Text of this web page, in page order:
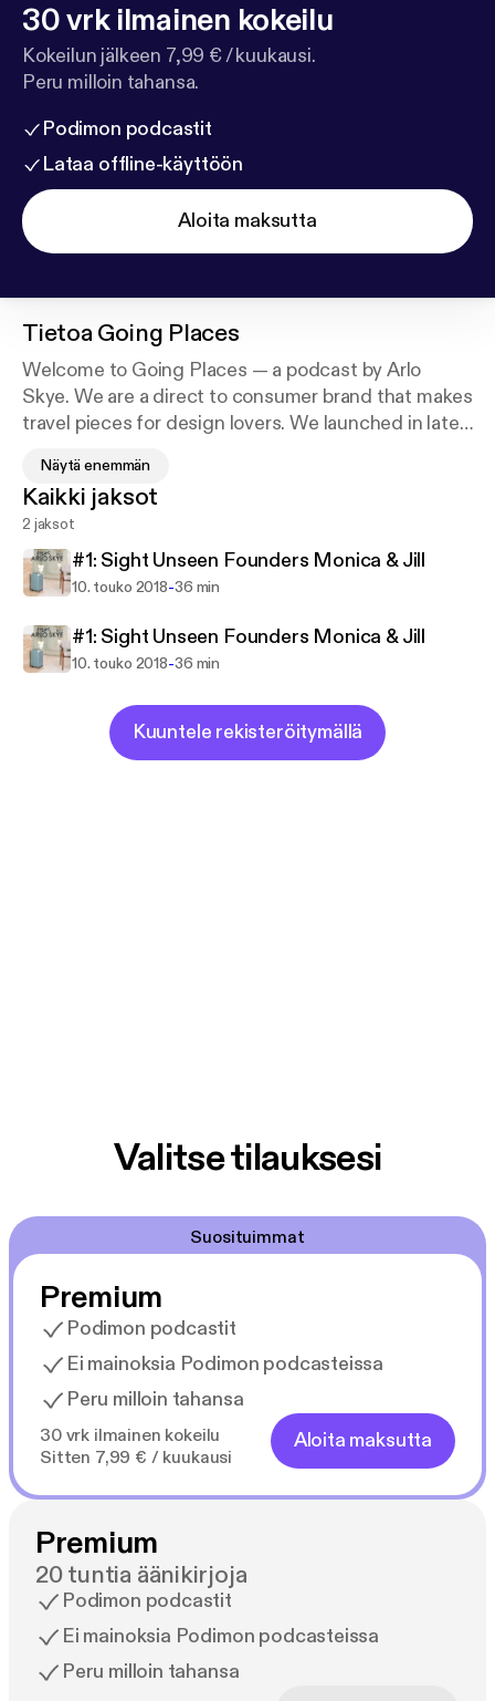
30 vrk ilmainen kokeilu
Kokeilun jälkeen 7,99 € / kuukausi.
Peru milloin tahansa.
Podimon podcastit
Lataa offline-käyttöön
Aloita maksutta
Tietoa Going Places
Welcome to Going Places — a podcast by Arlo
Skye. We are a direct to consumer brand that makes
travel pieces for design lovers. We launched in late
featured in Vogue, The New York Times, Bloomberg
Pursuits, and Conde Nast Traveler. I’m your host
Mayur - co-founder of Arlo Skye.
This podcast explore the habits, life lessons and
shaping the world around us and they’re always on
the move.
Näytä enemmän
Kaikki jaksot
2 jaksot
#1: Sight Unseen Founders Monica & Jill
10. touko 2018-36 min
#1: Sight Unseen Founders Monica & Jill
10. touko 2018-36 min
Kuuntele rekisteröitymällä
Valitse tilauksesi
Suosituimmat
Premium
Podimon podcastit
Ei mainoksia Podimon podcasteissa
Peru milloin tahansa
30 vrk ilmainen kokeilu
Sitten 7,99 € / kuukausi
Aloita maksutta
Premium
20 tuntia äänikirjoja
Podimon podcastit
Ei mainoksia Podimon podcasteissa
Peru milloin tahansa